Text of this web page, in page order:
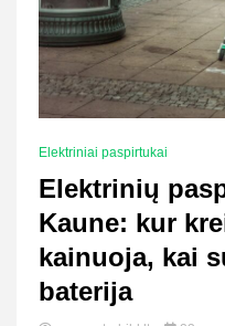
Elektriniai paspirtukai
Elektrinių
Kaune: kur
kainuoja, kai
baterija